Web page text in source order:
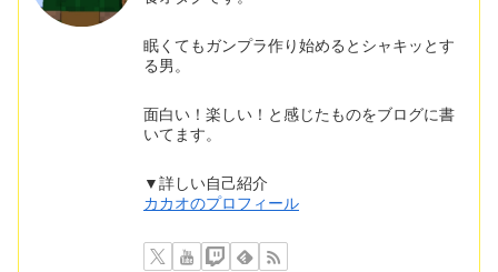
眠くてもガンプラ作り始めるとシャキッとす
る男。
面白い！楽しい！と感じたものをブログに書
いてます。
▼詳しい自己紹介
カカオのプロフィール